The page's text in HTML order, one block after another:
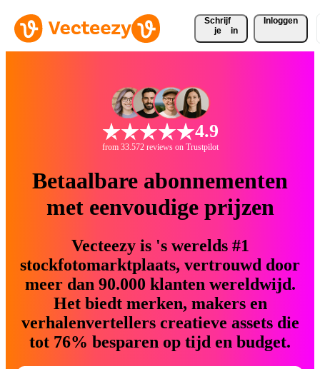
Schrijf
je
in
Inloggen
4.9
from 33.572 reviews on Trustpilot
Betaalbare abonnementen
met eenvoudige prijzen
Vecteezy is 's werelds #1
stockfotomarktplaats, vertrouwd door
meer dan 90.000 klanten wereldwijd.
Het biedt merken, makers en
verhalenvertellers creatieve assets die
tot 76% besparen op tijd en budget.